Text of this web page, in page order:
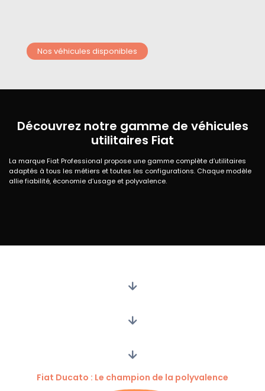
Nos véhicules disponibles
Découvrez notre gamme de véhicules
utilitaires Fiat
La marque Fiat Professional propose une gamme complète d’utilitaires
adaptés à tous les métiers et toutes les configurations. Chaque modèle
allie fiabilité, économie d’usage et polyvalence.
Fiat Ducato : Le champion de la polyvalence